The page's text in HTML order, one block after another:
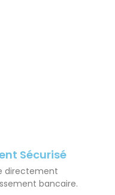
Sécurisé
directement
bancaire.